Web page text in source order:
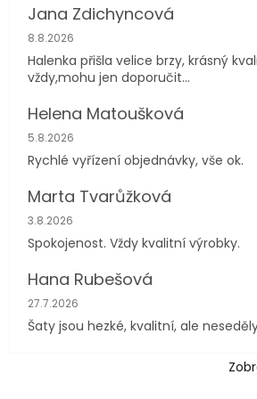
Jana Zdichyncová
Hodnocení obchodu je 5 z 5
8.8.2026
Halenka přišla velice brzy, krásný
vždy,mohu jen doporučit...
Helena Matoušková
Hodnocení obchodu je 5 z 5
5.8.2026
Rychlé vyřízení objednávky, vše ok.
Marta Tvarůžková
Hodnocení obchodu je 5 z 5
3.8.2026
Spokojenost. Vždy kvalitní výrobky.
Hana Rubešová
Hodnocení obchodu je 4 z 5
27.7.2026
Šaty jsou hezké, kvalitní, ale